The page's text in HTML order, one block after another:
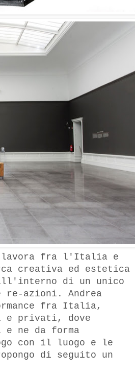
lavora fra l'Italia e
creativa ed estetica
di un unico
azioni. Andrea
fra Italia,
e privati, dove
ne da forma
con il luogo e le
di seguito un